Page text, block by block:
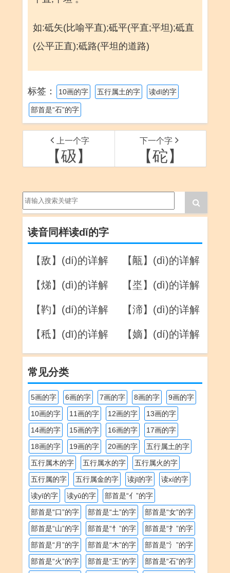
如:砥矢(比喻平直);砥平(平直;平坦);砥直
(公平正直);砥路(平坦的道路)
标签： 10画的字 五行属土的字 读dī的字
部首是“石”的字
上一个字
【砐】
下一个字
【砣】
读音同样读dǐ的字
【敌】(dí)的详解 【甋】(dì)的详解
【焍】(dì)的详解 【埊】(dì)的详解
【靮】(dí)的详解 【渧】(dì)的详解
【秪】(dī)的详解 【嫡】(dí)的详解
常见分类
5画的字 6画的字 7画的字 8画的字
9画的字
10画的字
11画的字 12画的字
13画的字
14画的字
15画的字 16画的字
17画的字
18画的字
19画的字 20画的字
五行属土的字
五行属木的字
五行属水的字
五行属火的字
五行属的字
五行属金的字 读jī的字
读xí的字
读yī的字
读yǔ的字
部首是“亻”的字
部首是“口”的字
部首是“土”的字
部首是“女”的字
部首是“山”的字
部首是“忄”的字
部首是“扌”的字
部首是“月”的字
部首是“木”的字
部首是“氵”的字
部首是“火”的字
部首是“王”的字
部首是“石”的字